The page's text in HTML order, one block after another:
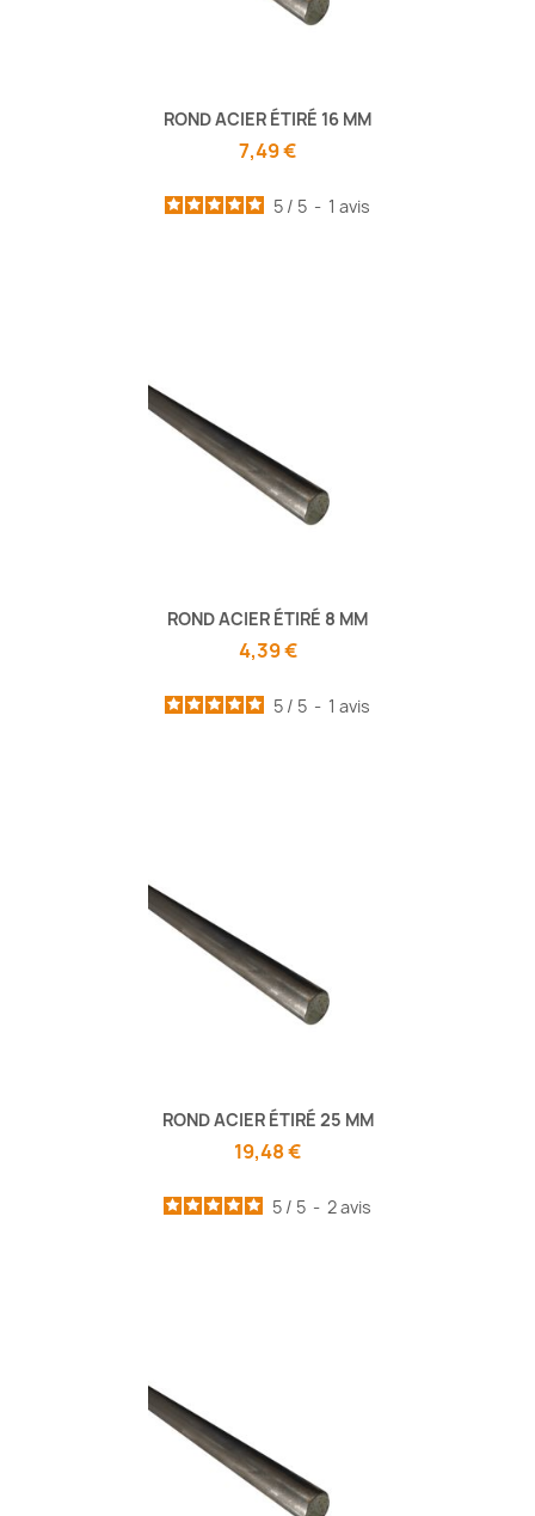
ROND ACIER ÉTIRÉ 16 MM
7,49 €
5 / 5 - 1 avis
ROND ACIER ÉTIRÉ 8 MM
4,39 €
5 / 5 - 1 avis
ROND ACIER ÉTIRÉ 25 MM
19,48 €
5 / 5 - 2avis